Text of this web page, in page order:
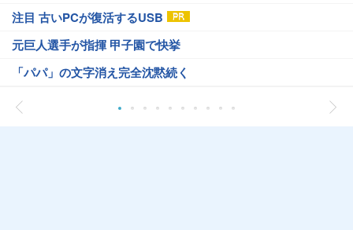
注目 古いPCが復活するUSB
元巨人選手が指揮 甲子園で快挙
「パパ」の文字消え完全沈黙続く